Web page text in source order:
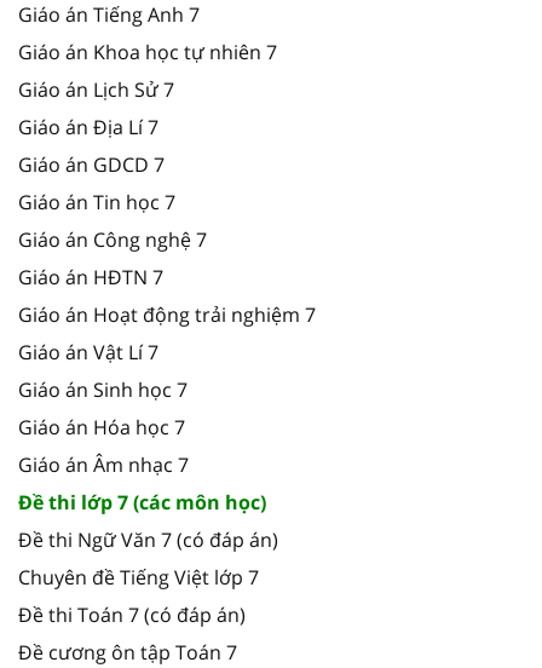
Giáo án Tiếng Anh 7
Giáo án Khoa học tự nhiên 7
Giáo án Lịch Sử 7
Giáo án Địa Lí 7
Giáo án GDCD 7
Giáo án Tin học 7
Giáo án Công nghệ 7
Giáo án HĐTN 7
Giáo án Hoạt động trải nghiệm 7
Giáo án Vật Lí 7
Giáo án Sinh học 7
Giáo án Hóa học 7
Giáo án Âm nhạc 7
Đề thi lớp 7 (các môn học)
Đề thi Ngữ Văn 7 (có đáp án)
Chuyên đề Tiếng Việt lớp 7
Đề thi Toán 7 (có đáp án)
Đề cương ôn tập Toán 7